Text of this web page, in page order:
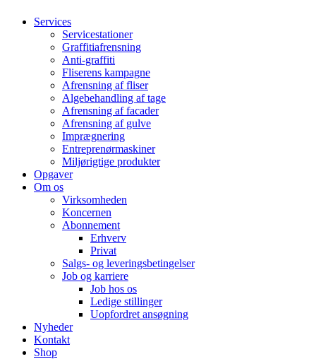
Services
Servicestationer
Graffitiafrensning
Anti-graffiti
Fliserens kampagne
Afrensning af fliser
Algebehandling af tage
Afrensning af facader
Afrensning af gulve
Imprægnering
Entreprenørmaskiner
Miljørigtige produkter
Opgaver
Om os
Virksomheden
Koncernen
Abonnement
Erhverv
Privat
Salgs- og leveringsbetingelser
Job og karriere
Job hos os
Ledige stillinger
Uopfordret ansøgning
Nyheder
Kontakt
Shop